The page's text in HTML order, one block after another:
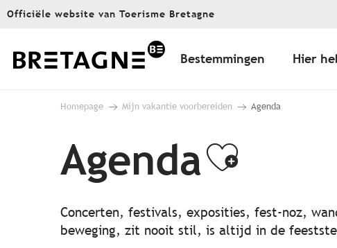
Aller
principal
Officiële website van Toerisme Bretagne
Bestemmingen Hier
Homepage Mijn vakantie voorbereiden Agenda
Agenda
Concerten, festivals, exposities, fest-noz,
beweging, zit nooit stil, is altijd in de